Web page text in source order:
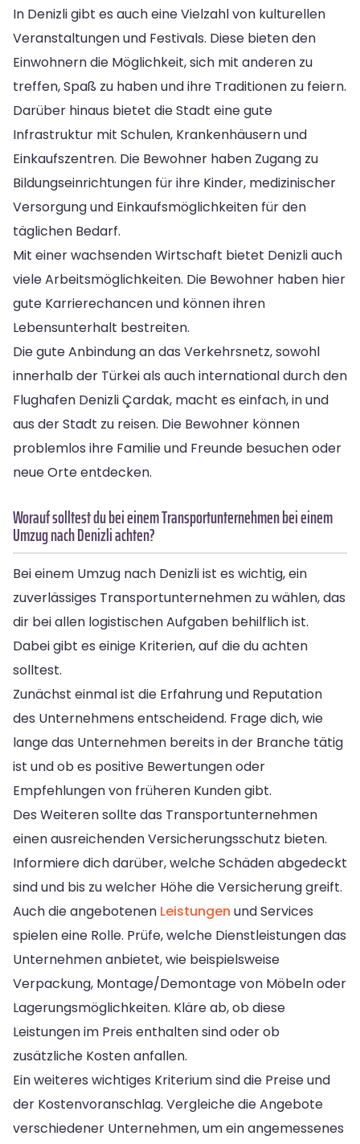
In Denizli gibt es auch eine Vielzahl von kulturellen
Veranstaltungen und Festivals. Diese bieten den
Einwohnern die Möglichkeit, sich mit anderen zu
treffen, Spaß zu haben und ihre Traditionen zu feiern.
Darüber hinaus bietet die Stadt eine gute
Infrastruktur mit Schulen, Krankenhäusern und
Einkaufszentren. Die Bewohner haben Zugang zu
Bildungseinrichtungen für ihre Kinder, medizinischer
Versorgung und Einkaufsmöglichkeiten für den
täglichen Bedarf.
Mit einer wachsenden Wirtschaft bietet Denizli auch
viele Arbeitsmöglichkeiten. Die Bewohner haben hier
gute Karrierechancen und können ihren
Lebensunterhalt bestreiten.
Die gute Anbindung an das Verkehrsnetz, sowohl
innerhalb der Türkei als auch international durch den
Flughafen Denizli Çardak, macht es einfach, in und
aus der Stadt zu reisen. Die Bewohner können
problemlos ihre Familie und Freunde besuchen oder
neue Orte entdecken.
Worauf solltest du bei einem Transportunternehmen bei einem
Umzug nach Denizli achten?
Bei einem Umzug nach Denizli ist es wichtig, ein
zuverlässiges Transportunternehmen zu wählen, das
dir bei allen logistischen Aufgaben behilflich ist.
Dabei gibt es einige Kriterien, auf die du achten
solltest.
Zunächst einmal ist die Erfahrung und Reputation
des Unternehmens entscheidend. Frage dich, wie
lange das Unternehmen bereits in der Branche tätig
ist und ob es positive Bewertungen oder
Empfehlungen von früheren Kunden gibt.
Des Weiteren sollte das Transportunternehmen
einen ausreichenden Versicherungsschutz bieten.
Informiere dich darüber, welche Schäden abgedeckt
sind und bis zu welcher Höhe die Versicherung greift.
Auch die angebotenen Leistungen und Services
spielen eine Rolle. Prüfe, welche Dienstleistungen das
Unternehmen anbietet, wie beispielsweise
Verpackung, Montage/Demontage von Möbeln oder
Lagerungsmöglichkeiten. Kläre ab, ob diese
Leistungen im Preis enthalten sind oder ob
zusätzliche Kosten anfallen.
Ein weiteres wichtiges Kriterium sind die Preise und
der Kostenvoranschlag. Vergleiche die Angebote
verschiedener Unternehmen, um ein angemessenes